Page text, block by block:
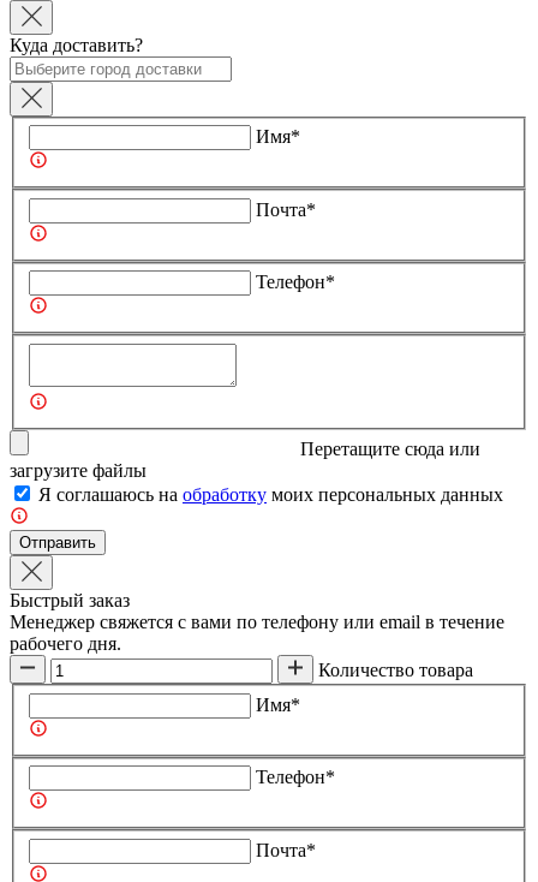
Куда доставить?
Имя*
Почта*
Телефон*
Перетащите сюда или
загрузите файлы
Я соглашаюсь на обработку моих персональных данных
Отправить
Быстрый заказ
Менеджер свяжется с вами по телефону или email в течение
рабочего дня.
Количество товара
Имя*
Телефон*
Почта*